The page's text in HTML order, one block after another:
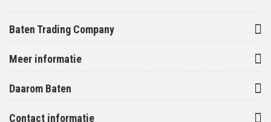
Baten Trading Company
Meer informatie
Daarom Baten
Contact informatie